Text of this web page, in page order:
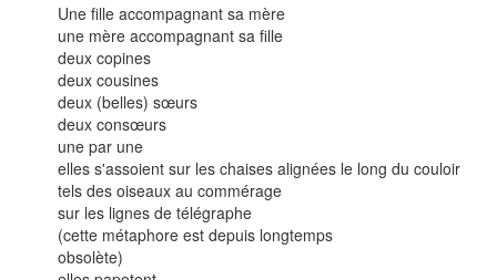
Une fille accompagnant sa mère
une mère accompagnant sa fille
deux copines
deux cousines
deux (belles) sœurs
deux consœurs
une par une
elles s'assoient sur les chaises alignées le long du couloir
tels des oiseaux au commérage
sur les lignes de télégraphe
(cette métaphore est depuis longtemps
obsolète)